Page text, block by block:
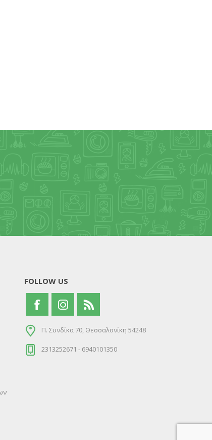
FOLLOW US
Π. Συνδίκα 70, Θεσσαλονίκη 54248
2313252671 - 6940101350